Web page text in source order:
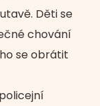
Děti se
chování
se obrátit